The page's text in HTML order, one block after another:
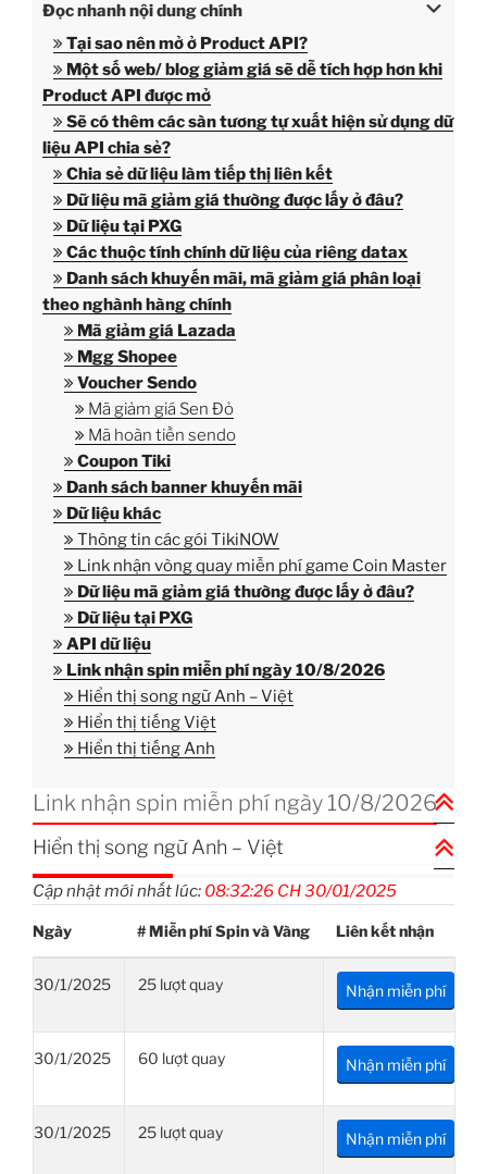
Đọc nhanh nội dung chính
Tại sao nên mở ở Product API?
Một số web/ blog giảm giá sẽ dễ tích hợp hơn khi
Product API được mở
Sẽ có thêm các sàn tương tự xuất hiện sử dụng dữ
liệu API chia sẻ?
Chia sẻ dữ liệu làm tiếp thị liên kết
Dữ liệu mã giảm giá thường được lấy ở đâu?
Dữ liệu tại PXG
Các thuộc tính chính dữ liệu của riêng datax
Danh sách khuyến mãi, mã giảm giá phân loại
theo nghành hàng chính
Mã giảm giá Lazada
Mgg Shopee
Voucher Sendo
Mã giảm giá Sen Đỏ
Mã hoàn tiền sendo
Coupon Tiki
Danh sách banner khuyến mãi
Dữ liệu khác
Thông tin các gói TikiNOW
Link nhận vòng quay miễn phí game Coin Master
Dữ liệu mã giảm giá thường được lấy ở đâu?
Dữ liệu tại PXG
API dữ liệu
Link nhận spin miễn phí ngày10/8/2026
Hiển thị song ngữ Anh – Việt
Hiển thị tiếng Việt
Hiển thị tiếng Anh
Link nhận spin miễn phí ngày 10/8/2026
Hiển thị song ngữ Anh – Việt
Cập nhật mới nhất lúc: 08:32:26 CH 30/01/2025
Ngày # Miễn phí Spin và Vàng Liên kết nhận
30/1/2025 25 lượt quay Nhận miễn phí
30/1/2025 60 lượt quay Nhận miễn phí
30/1/2025 25 lượt quay Nhận miễn phí